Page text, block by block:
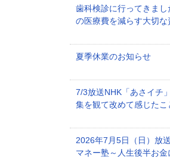
歯科検診に行ってきま
の医療費を減らす大切な
夏季休業のお知らせ
7/3放送NHK「あさイチ
集を観て改めて感じたこ
2026年7月5日（日）放
マネー塾～人生後半お